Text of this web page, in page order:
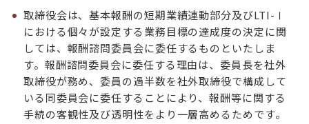
取締役会は、基本報酬の短期業績連動部分及びLTI-Ⅰ
における個々が設定する業務目標の達成度の決定に関
しては、報酬諮問委員会に委任するものといたしま
す。報酬諮問委員会に委任する理由は、委員長を社外
取締役が務め、委員の過半数を社外取締役で構成して
いる同委員会に委任することにより、報酬等に関する
手続の客観性及び透明性をより一層高めるためです。